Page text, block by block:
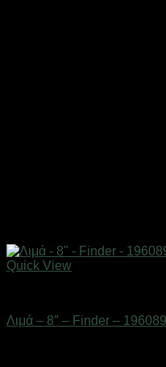
Quick View
Λιμά – 8″ – Finder – 196089